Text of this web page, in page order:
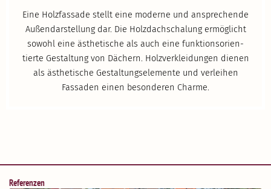
Eine Holzfassade stellt eine moderne und anspre­chende
Außen­dar­stellung dar. Die Holzdach­schalung ermög­licht
sowohl eine ästhe­tische als auch eine funkti­ons­ori­en­
tierte Gestaltung von Dächern. Holzver­klei­dungen dienen
als ästhe­tische Gestal­tungs­ele­mente und verleihen
Fassaden einen beson­deren Charme.
Referenzen